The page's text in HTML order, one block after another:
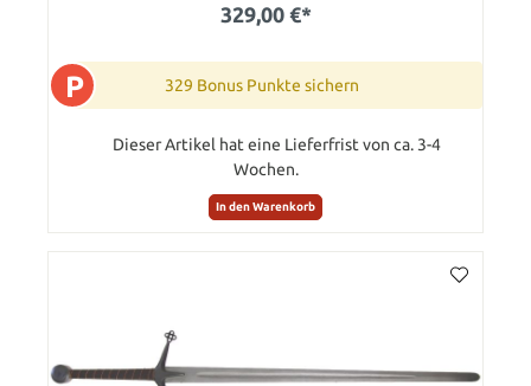
329,00 €*
P 329 Bonus Punkte sichern
Dieser Artikel hat eine Lieferfrist von ca. 3-4
Wochen.
In den Warenkorb